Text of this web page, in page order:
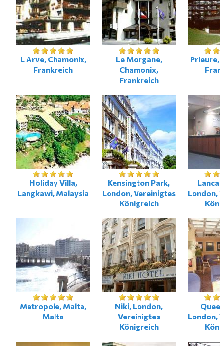
L Arve, Chamonix,
Frankreich
Le Morgane,
Chamonix,
Frankreich
Holiday Villa,
Langkawi, Malaysia
Kensington Park,
London, Vereinigtes
Königreich
London,
Metropole, Malta,
Malta
Niki, London,
Vereinigtes
Königreich
London,